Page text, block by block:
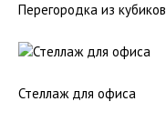
Перегородка из кубиков
Стеллаж для офиса